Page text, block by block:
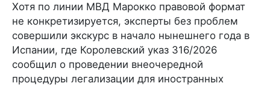
Хотя по линии МВД Марокко правовой формат
не конкретизируется, эксперты без проблем
совершили экскурс в начало нынешнего года в
Испании, где Королевский указ 316/2026
сообщил о проведении внеочередной
процедуры легализации для иностранных